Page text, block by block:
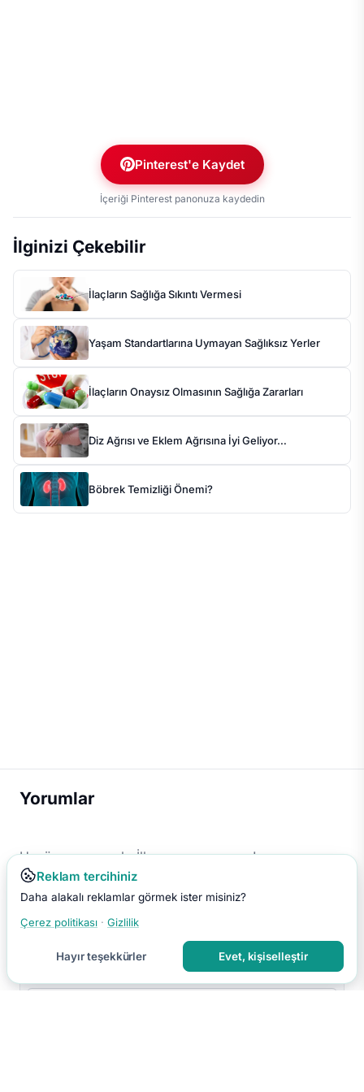
Pinterest'e Kaydet
İçeriği Pinterest panonuza kaydedin
İlginizi Çekebilir
İlaçların Sağlığa Sıkıntı Vermesi
Yaşam Standartlarına Uymayan Sağlıksız Yerler
İlaçların Onaysız Olmasının Sağlığa Zararları
Diz Ağrısı ve Eklem Ağrısına İyi Geliyor…
Böbrek Temizliği Önemi?
Yorumlar
Henüz yorum yok. İlk yorumu sen yap!
Reklam tercihiniz
Daha alakalı reklamlar görmek ister misiniz?
Çerez politikası · Gizlilik
Hayır teşekkürler Evet, kişiselleştir